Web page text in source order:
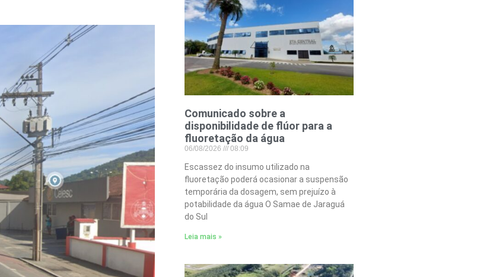
Comunicado sobre a
disponibilidade de flúor para a
fluoretação da água
06/08/2026 08:09
Escassez do insumo utilizado na
fluoretação poderá ocasionar a suspensão
temporária da dosagem, sem prejuízo à
potabilidade da água O Samae de Jaraguá
do Sul
Leia mais »